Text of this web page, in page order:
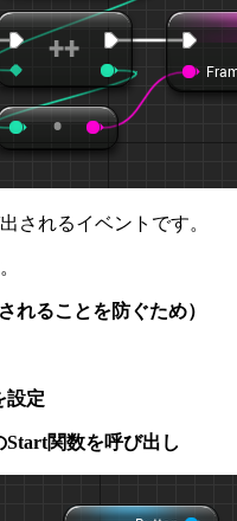
されるイベントです。
れることを防ぐため）
設定
関数を呼び出し